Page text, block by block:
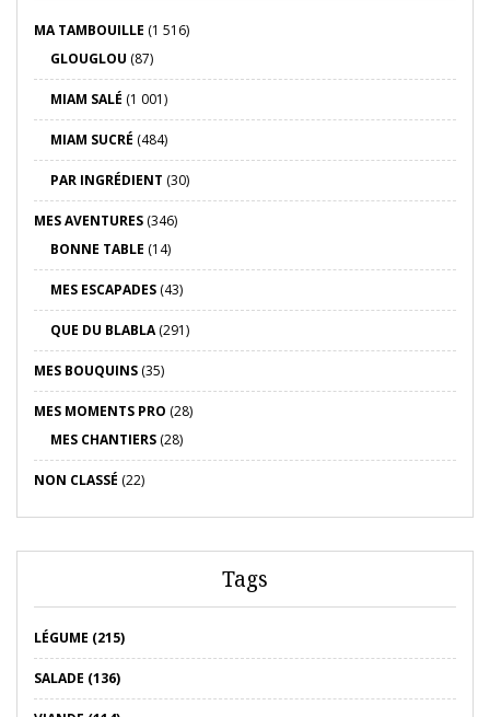
MA TAMBOUILLE (1 516)
GLOUGLOU (87)
MIAM SALÉ (1 001)
MIAM SUCRÉ (484)
PAR INGRÉDIENT (30)
MES AVENTURES (346)
BONNE TABLE (14)
MES ESCAPADES (43)
QUE DU BLABLA(291)
MES BOUQUINS (35)
MES MOMENTS PRO (28)
MES CHANTIERS (28)
NON CLASSÉ (22)
Tags
LÉGUME (215)
SALADE (136)